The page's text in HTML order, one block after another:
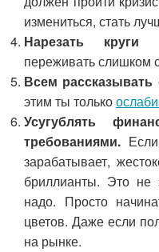
измениться, стать
Нарезать круги
переживать слишком
Всем
этим ты только
Усугублять
требованиями.
зарабатывает,
бриллианты. Это не
надо. Просто
цветов. Даже если
на рынке.